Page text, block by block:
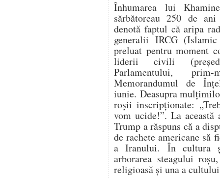
Înhumarea lui
sărbătoreau 250 de
denotă faptul că aripa
generalii IRCG
preluat pentru moment
liderii civili
Parlamentului,
Memorandumul de
iunie. Deasupra
roșii inscripționate:
vom ucide!”. La această
Trump a răspuns că a
de rachete americane să
a Iranului. În cultura
arborarea steagului
religioasă și una a